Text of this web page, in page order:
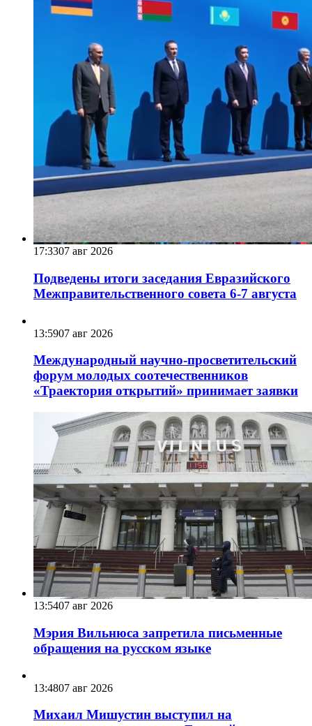
17:3307 авг 2026
Подведены итоги заседания Евразийского
Межправительственного совета 6-7 августа
13:5907 авг 2026
Международный научно-просветительский
форум молодых соотечественников
«Траектория открытий» принимает заявки
13:5407 авг 2026
Мэрия Вильнюса запретила письменные
обращения на русском языке
13:4807 авг 2026
Михаил Мишустин выступил на